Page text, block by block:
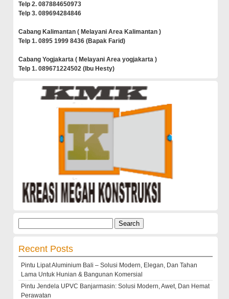
Telp 2. 087884650973
Telp 3. 089694284846
Cabang Kalimantan ( Melayani Area Kalimantan )
Telp 1. 0895 1999 8436 (Bapak Farid)
Cabang Yogjakarta ( Melayani Area yogjakarta )
Telp 1. 089671224502 (Ibu Hesty)
Recent Posts
Pintu Lipat Aluminium Bali – Solusi Modern, Elegan, Dan Tahan
Lama Untuk Hunian & Bangunan Komersial
Pintu Jendela UPVC Banjarmasin: Solusi Modern, Awet, Dan Hemat
Perawatan